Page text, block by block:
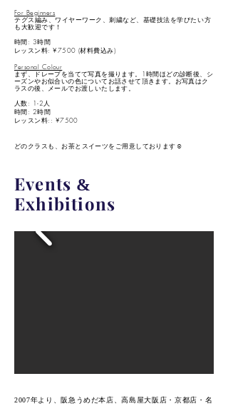
Events &
Exhibitions
For Beginners
テグス編み、ワイヤーワーク、刺繍など、基礎技法を学びたい方
も大歓迎です！
時間: 3時間
レッスン料: ¥7500 (材料費込み)
Personal Colour
まず、ドレープを当てて写真を撮ります。
1時間ほどの診断後、シ
ーズンやお似合いの色についてお話させて頂きます。 ​お写真はク
ラスの後、メールでお渡しいたします。
人数: 1-2人
時間: 2時間
レッスン料:: ¥7500
どのクラスも、お茶とスイーツをご用意しております☺︎
2007年より、阪急うめだ本店、高島屋大阪店・京都店・名